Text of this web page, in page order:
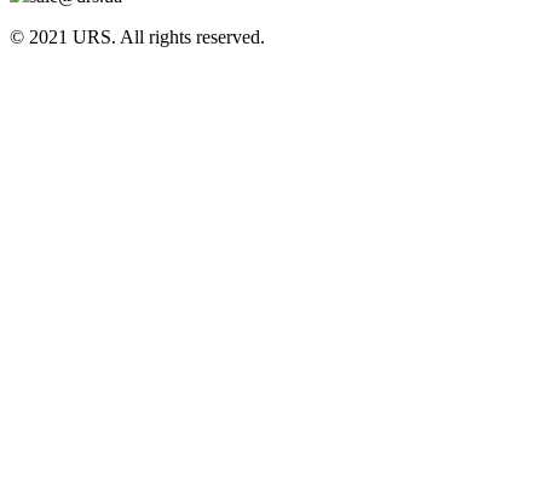
© 2021 URS. All rights reserved.